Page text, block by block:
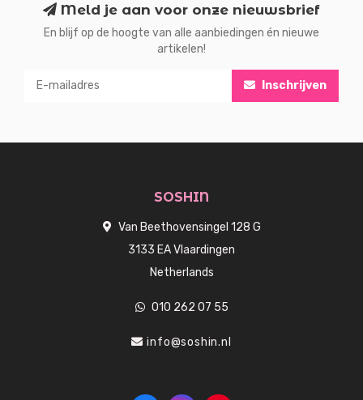
Meld je aan voor onze nieuwsbrief
En blijf op de hoogte van alle aanbiedingen én nieuwe
artikelen!
Inschrijven
SOSHIN
Van Beethovensingel 128 G
3133 EA Vlaardingen
Netherlands
010 262 07 55
info@soshin.nl